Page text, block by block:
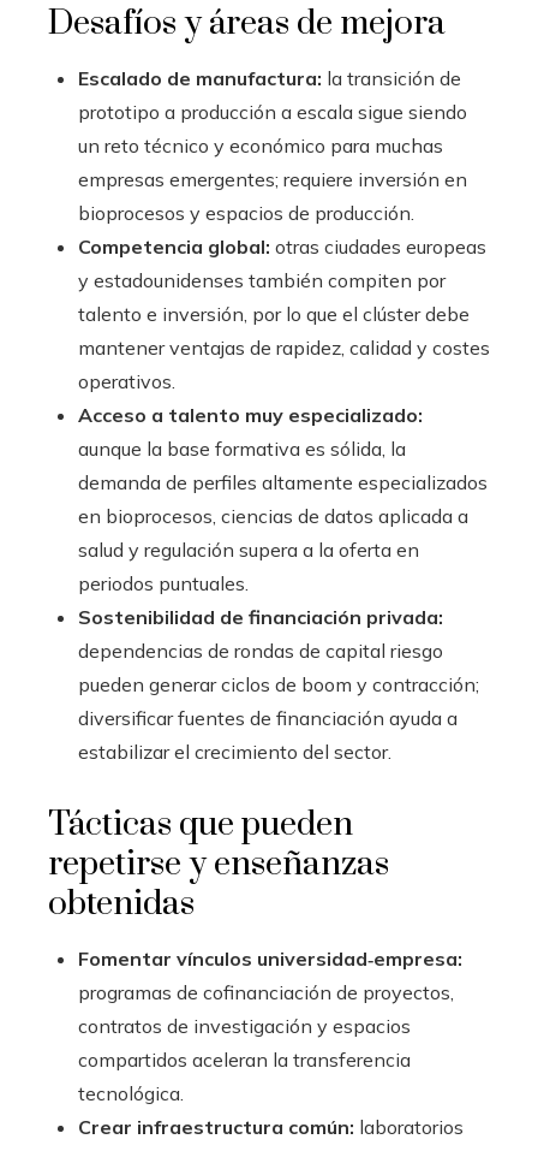
Desafíos y áreas de mejora
Escalado de manufactura: la transición de
prototipo a producción a escala sigue siendo
un reto técnico y económico para muchas
empresas emergentes; requiere inversión en
bioprocesos y espacios de producción.
Competencia global: otras ciudades europeas
y estadounidenses también compiten por
talento e inversión, por lo que el clúster debe
mantener ventajas de rapidez, calidad y costes
operativos.
Acceso a talento muy especializado:
aunque la base formativa es sólida, la
demanda de perfiles altamente especializados
en bioprocesos, ciencias de datos aplicada a
salud y regulación supera a la oferta en
periodos puntuales.
Sostenibilidad de financiación privada:
dependencias de rondas de capital riesgo
pueden generar ciclos de boom y contracción;
diversificar fuentes de financiación ayuda a
estabilizar el crecimiento del sector.
Tácticas que pueden
repetirse y enseñanzas
obtenidas
Fomentar vínculos universidad‑empresa:
programas de cofinanciación de proyectos,
contratos de investigación y espacios
compartidos aceleran la transferencia
tecnológica.
Crear infraestructura común: laboratorios